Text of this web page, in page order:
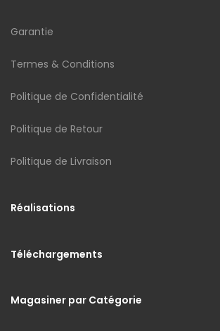
Garantie
Termes & Conditions
Politique de Confidentialité
Politique de Retour
Politique de Livraison
Réalisations
Téléchargements
Magasiner par Catégorie